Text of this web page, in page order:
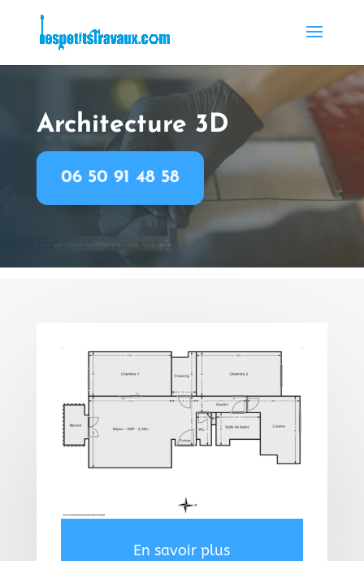
Architecture 3D
06 50 91 48 58
En savoir plus